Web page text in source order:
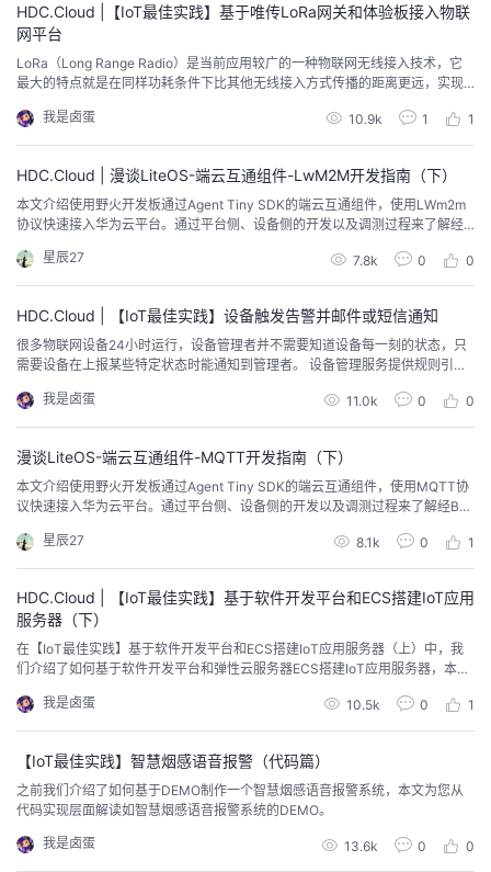
HDC.Cloud |【IoT最佳实践】基于唯传LoRa网关和体验板接入物联
网平台
LoRa（Long Range Radio）是当前应用较广的一种物联网无线接入技术，它
最大的特点就是在同样功耗条件下比其他无线接入方式传播的距离更远，实现
-5倍。而LoRaWAN是为LoRa远距离通信网络设计的一套通讯协议和系统架
构。本示例为通过登录唯传科技官网，购买LoRa网关和体验板，接入物联网平
我是卤蛋 10.9k 1 1
HDC.Cloud | 漫谈LiteOS-端云互通组件-LwM2M开发指南（下）
本文介绍使用野火开发板通过Agent Tiny SDK的端云互通组件，使用LWm2m
协议快速接入华为云平台。通过平台侧、设备侧的开发以及调测过程来了解经B
星辰27
7.8k 0 0
HDC.Cloud | 【IoT最佳实践】设备触发告警并邮件或短信通知
很多物联网设备24小时运行，设备管理者并不需要知道设备每一刻的状态，只
需要设备在上报某些特定状态时能通知到管理者。 设备管理服务提供规则引擎
个条件时，物联网平台触发指定动作进行通知。
我是卤蛋 11.0k 0 0
漫谈LiteOS-端云互通组件-MQTT开发指南（下）
本文介绍使用野火开发板通过Agent Tiny SDK的端云互通组件，使用MQTT协
议快速接入华为云平台。通过平台侧、设备侧的开发以及调测过程来了解经BS
星辰27
8.1k 0 1
HDC.Cloud | 【IoT最佳实践】基于软件开发平台和ECS搭建IoT应用
服务器（下）
在【IoT最佳实践】基于软件开发平台和ECS搭建IoT应用服务器（上）中，我
们介绍了如何基于软件开发平台和弹性云服务器ECS搭建IoT应用服务器，本文
我是卤蛋
10.5k 0 1
【IoT最佳实践】智慧烟感语音报警（代码篇）
之前我们介绍了如何基于DEMO制作一个智慧烟感语音报警系统，本文为您从
代码实现层面解读如智慧烟感语音报警系统的DEMO。
我是卤蛋 13.6k 0 0